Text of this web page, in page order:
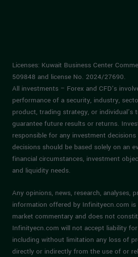
Licenses: Kuwait Business Center
509848 and license No. 2024/27690.
All investments – Forex and CFD’s
performance of a security, industry,
product, trading strategy, or individual’s
guarantee future results or returns.
responsible for any investment decisions
decisions should be based solely on an
financial circumstances, investment
and liquidity needs.
Any opinions, news, research, analyses,
information offered by Infinityecn.com is
market commentary and does not
Infinityecn.com will not accept liability
including without limitation any loss of
directly or indirectly from the use of or